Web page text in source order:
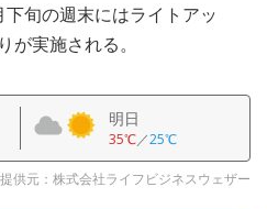
旬の週末にはライトアッ
が実施される。
明日
35℃／25℃
供元：株式会社ライフビジネスウェザー